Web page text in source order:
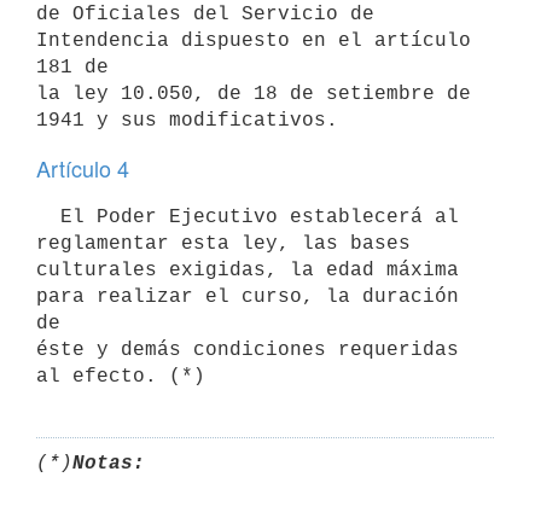
de Oficiales del Servicio de
Intendencia dispuesto en el artículo
181 de
la ley 10.050, de 18 de setiembre de
Artículo 4
reglamentar esta ley, las bases
culturales exigidas, la edad máxima
para realizar el curso, la duración
de
éste y demás condiciones requeridas
(*)Notas: